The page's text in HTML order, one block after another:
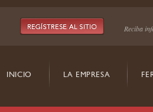
Reciba
INICIO LA EMPRESA